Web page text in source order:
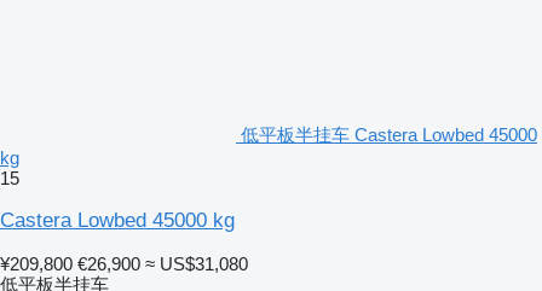
低平板半挂车 Castera Lowbed 45000
kg
15
Castera Lowbed 45000 kg
¥209,800 €26,900 ≈ US$31,080
低平板半挂车